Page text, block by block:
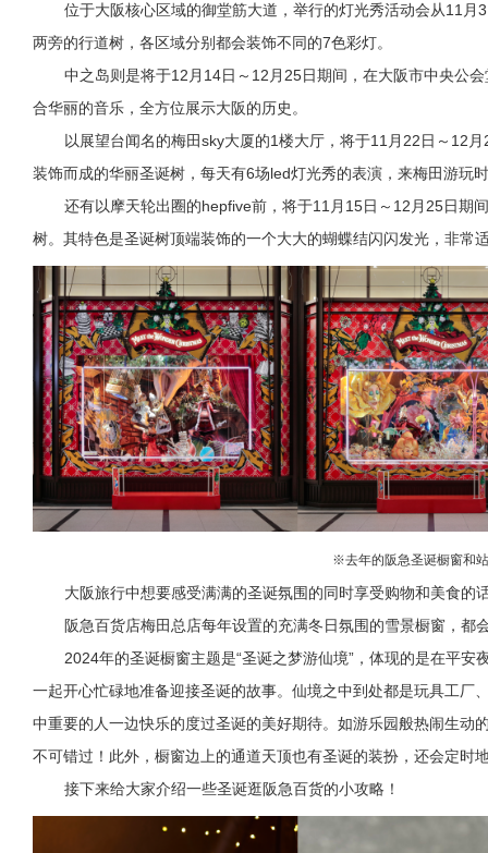
位于大阪核心区域的御堂筋大道，举行的灯光秀活动会从11
两旁的行道树，各区域分别都会装饰不同的7色彩灯。
中之岛则是将于12月14日～12月25日期间，在大阪市中央公
合华丽的音乐，全方位展示大阪的历史。
以展望台闻名的梅田sky大厦的1楼大厅，将于11月22日～12
装饰而成的华丽圣诞树，每天有6场led灯光秀的表演，来梅田游玩
还有以摩天轮出圈的hepfive前，将于11月15日～12月25日期
树。其特色是圣诞树顶端装饰的一个大大的蝴蝶结闪闪发光，非常
※去年的阪急圣诞橱窗和
大阪旅行中想要感受满满的圣诞氛围的同时享受购物和美食的
阪急百货店梅田总店每年设置的充满冬日氛围的雪景橱窗，都
2024年的圣诞橱窗主题是“圣诞之梦游仙境”，体现的是在平
一起开心忙碌地准备迎接圣诞的故事。仙境之中到处都是玩具工厂
中重要的人一边快乐的度过圣诞的美好期待。如游乐园般热闹生动
不可错过！此外，橱窗边上的通道天顶也有圣诞的装扮，还会定时
接下来给大家介绍一些圣诞逛阪急百货的小攻略！